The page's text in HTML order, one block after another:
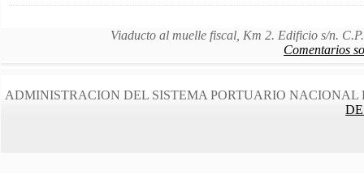
Viaducto al muelle fiscal, Km 2. Edificio s/n.
Comentarios
ADMINISTRACION DEL SISTEMA PORTUARIO NACIONAL